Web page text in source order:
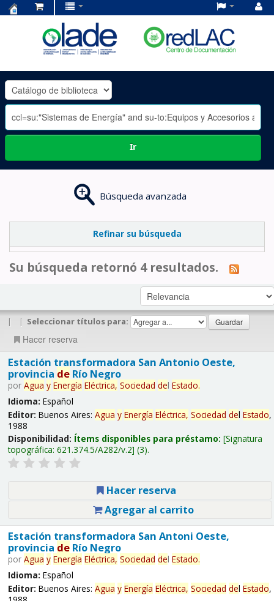
OLADE
-
Ir
Búsqueda avanzada
Refinar su búsqueda
Su búsqueda retornó 4 resultados.
| | Seleccionar títulos para:
Hacer reserva
Estación transformadora San Antonio Oeste,
provincia deRío Negro
por Agua y Energía Eléctrica, Sociedad del Estado.
Idioma: Español
Editor: Buenos Aires: Agua y Energía Eléctrica, Sociedad del Estado,
1988
Disponibilidad: Ítems disponibles para préstamo: Signatura
topográfica: 621.374.5/A282/v.2 (3).
Hacer reserva
Agregar al carrito
Estación transformadora San Antoni Oeste,
provincia deRío Negro
por Agua y Energía Eléctrica, Sociedad del Estado.
Idioma: Español
Editor: Buenos Aires: Agua y Energía Eléctrica, Sociedad del Estado,